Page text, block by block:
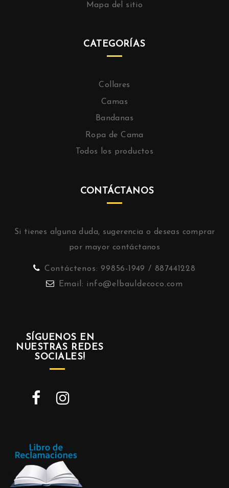
Mapa del sitio
CATEGORÍAS
Collares
Camas
Bandanas
Ropa de Cama
Todos los productos
CONTÁCTANOS
Si tienes alguna duda, sugerencia o deseas comprar
por mayor contáctanos
Contáctenos:99856-1949 / 887441228
Email: info@elbauldecoco.com
SÍGUENOS EN
NUESTRAS REDES
SOCIALES!